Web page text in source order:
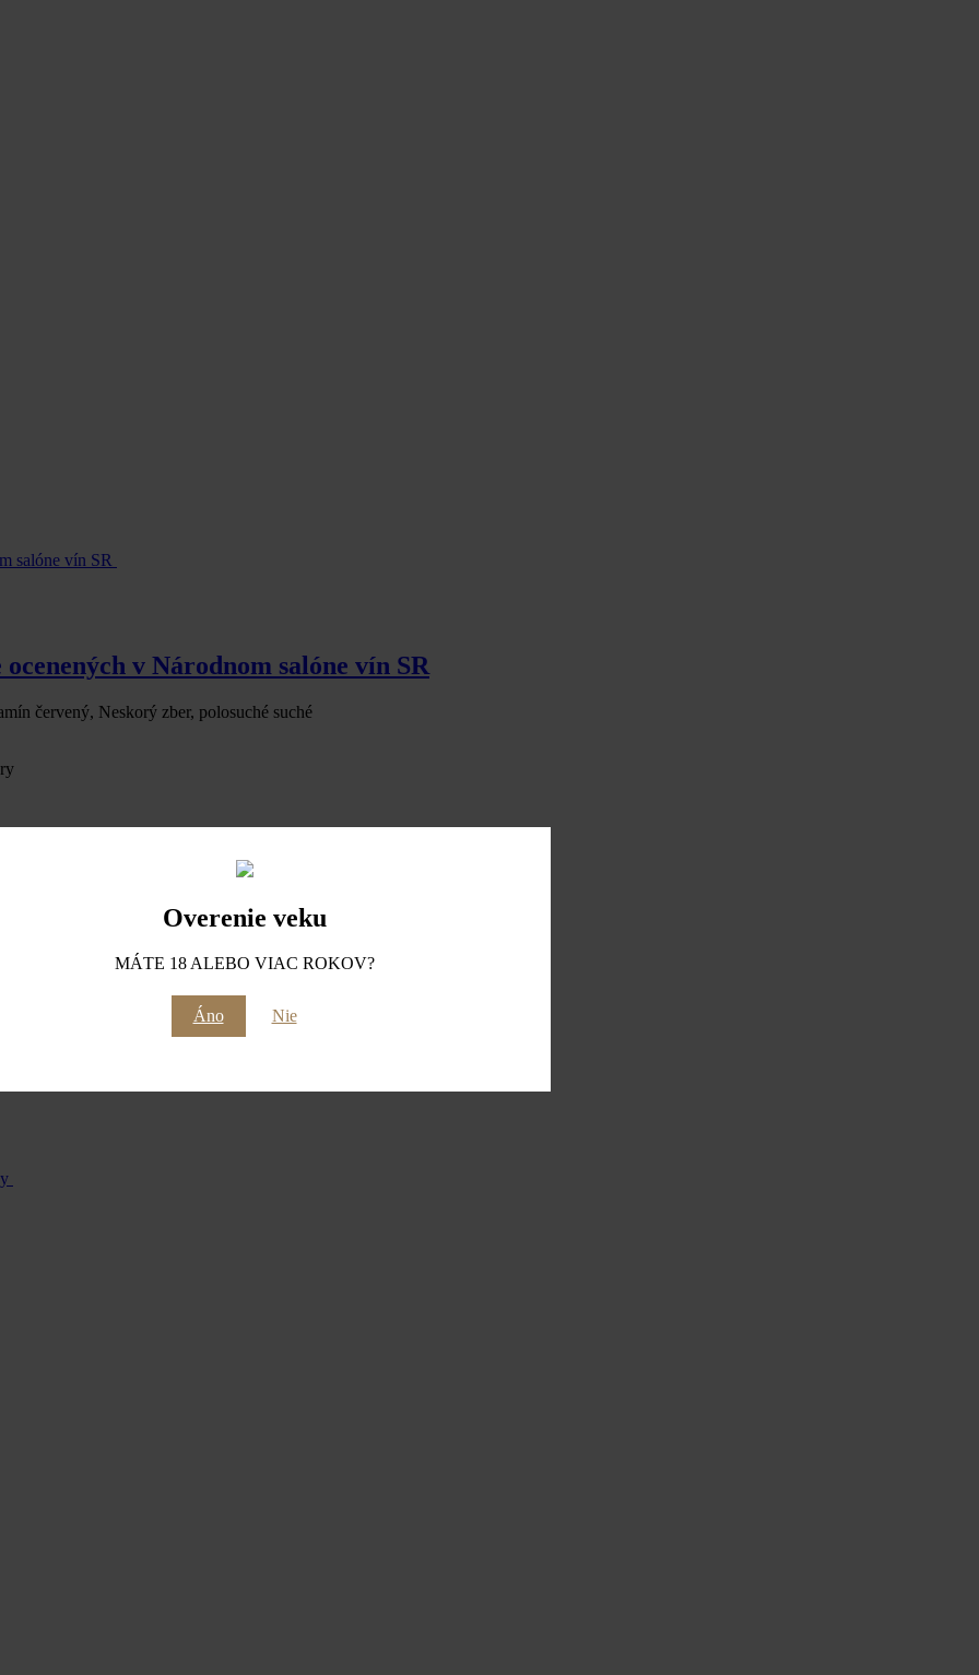
Overenie veku
MÁTE 18 ALEBO VIAC ROKOV?
Áno Nie
v Národnom salóne vín SR
červený, Neskorý zber, polosuché suché
dubového sudu.